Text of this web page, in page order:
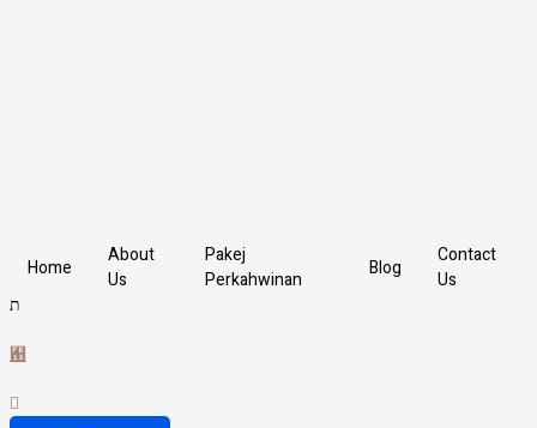
Home
About
Us
Pakej
Perkahwinan
Blog
Contact
Us